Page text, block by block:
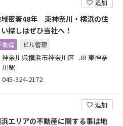
追加
密着48年 東神奈川・横浜の住
い探しはぜひ当社へ！
動産 ビル管理
神奈川県横浜市神奈川区 JR 東神奈
川駅
045-324-2172
追加
エリアの不動産に関する事は地